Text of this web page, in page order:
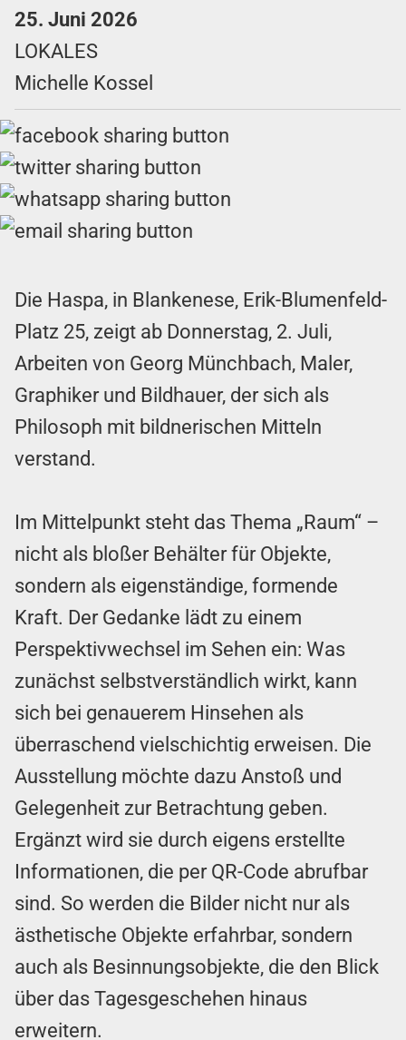
25. Juni 2026
LOKALES
Michelle Kossel
Die Haspa, in Blankenese, Erik-Blumenfeld-
Platz 25, zeigt ab Donnerstag, 2. Juli,
Arbeiten von Georg Münchbach, Maler,
Graphiker und Bildhauer, der sich als
Philosoph mit bildnerischen Mitteln
verstand.
Im Mittelpunkt steht das Thema „Raum“ –
nicht als bloßer Behälter für Objekte,
sondern als eigenständige, formende
Kraft. Der Gedanke lädt zu einem
Perspektivwechsel im Sehen ein: Was
zunächst selbstverständlich wirkt, kann
sich bei genauerem Hinsehen als
überraschend vielschichtig erweisen. Die
Ausstellung möchte dazu Anstoß und
Gelegenheit zur Betrachtung geben.
Ergänzt wird sie durch eigens erstellte
Informationen, die per QR-Code abrufbar
sind. So werden die Bilder nicht nur als
ästhetische Objekte erfahrbar, sondern
auch als Besinnungsobjekte, die den Blick
über das Tagesgeschehen hinaus
erweitern.